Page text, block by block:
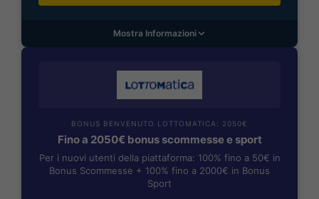
Mostra Informazioni
BONUS BENVENUTO LOTTOMATICA: 2050€
Fino a 2050€ bonus scommesse e sport
Per i nuovi utenti della piattaforma: 100% fino a 50€ in
Bonus Scommesse + 100% fino a 2000€ in Bonus
Sport